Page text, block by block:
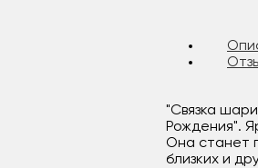
"Связка
Рождения".
Она станет
близких и